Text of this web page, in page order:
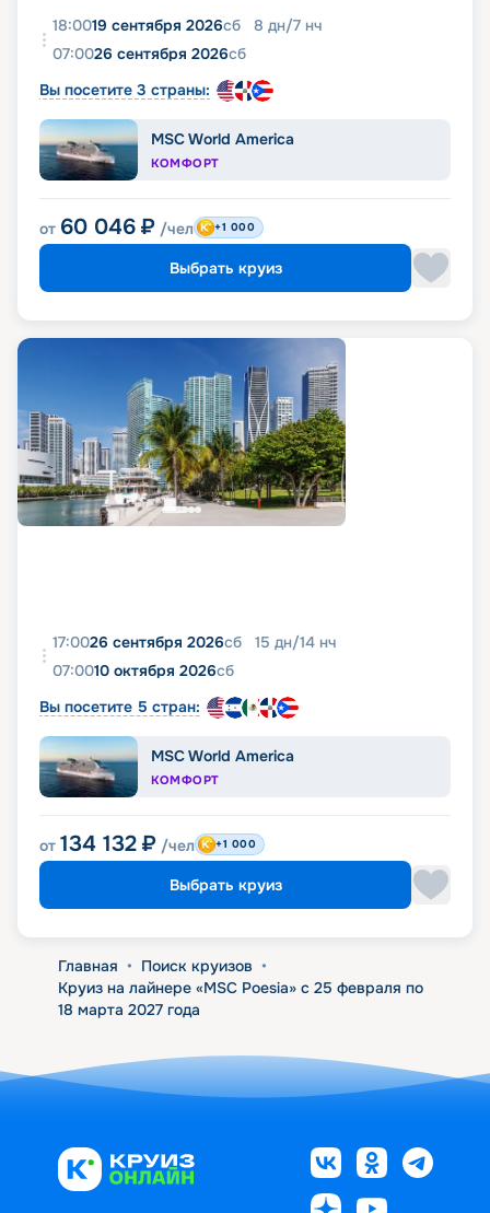
18:0019 сентября 2026сб 8 дн/7 нч
07:0026 сентября 2026сб
Вы посетите 3 страны:
MSC World America
КОМФОРТ
от 60 046 ₽ /чел +1 000
Выбрать круиз
17:0026 сентября 2026сб 15 дн/14 нч
07:0010 октября 2026сб
Вы посетите 5 стран:
MSC World America
КОМФОРТ
от 134 132 ₽ /чел +1 000
Выбрать круиз
Главная • Поиск круизов •
Круиз на лайнере «MSC Poesia» с 25 февраля по
18 марта 2027 года